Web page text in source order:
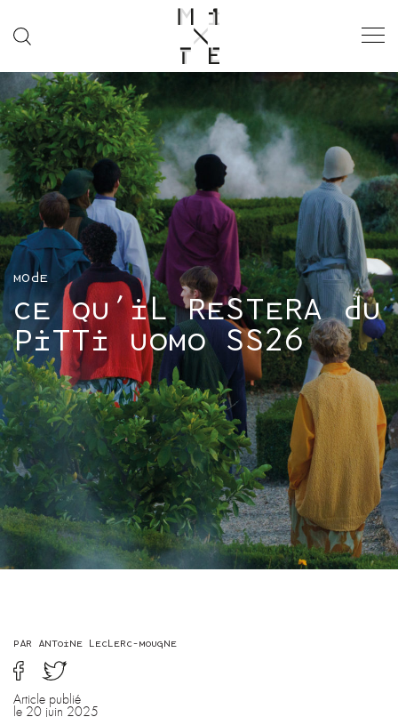
“IN PRAISE OF
GENTLENESS”
SS26 ISSUE
MODE
FASHION WEEK
SOCIÉTÉ
MUSIQUE
CINÉMA
ART & CULTURE
LGBTQIA+
NEWS
ENGLISH TEXTS
CONTACT
ABOUT
MODE
CE QU’IL RESTERA DU
PITTI UOMO SS26
PAR ANTOINE LECLERC-MOUGNE
Article publié
le 20 juin 2025